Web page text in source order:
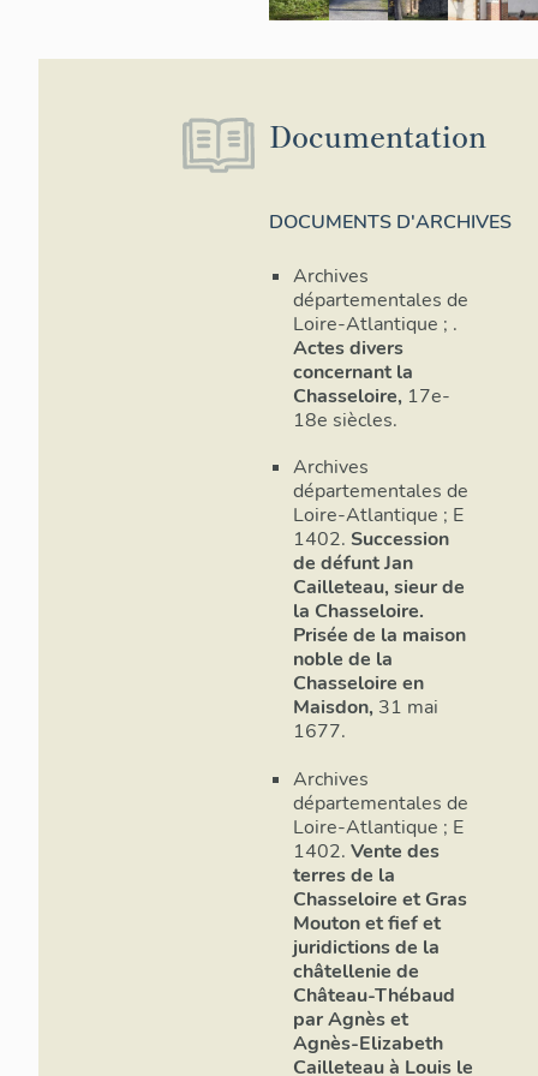
Documentation
DOCUMENTS D'ARCHIVES
Archives
départementales de
Loire-Atlantique ; .
Actes divers
concernant la
Chasseloire, 17e-
18e siècles.
Archives
départementales de
Loire-Atlantique ; E
1402. Succession
de défunt Jan
Cailleteau, sieur de
la Chasseloire.
Prisée de la maison
noble de la
Chasseloire en
Maisdon, 31 mai
1677.
Archives
départementales de
Loire-Atlantique ; E
1402. Vente des
terres de la
Chasseloire et Gras
Mouton et fief et
juridictions de la
châtellenie de
Château-Thébaud
par Agnès et
Agnès-Elizabeth
Cailleteau à Louis le